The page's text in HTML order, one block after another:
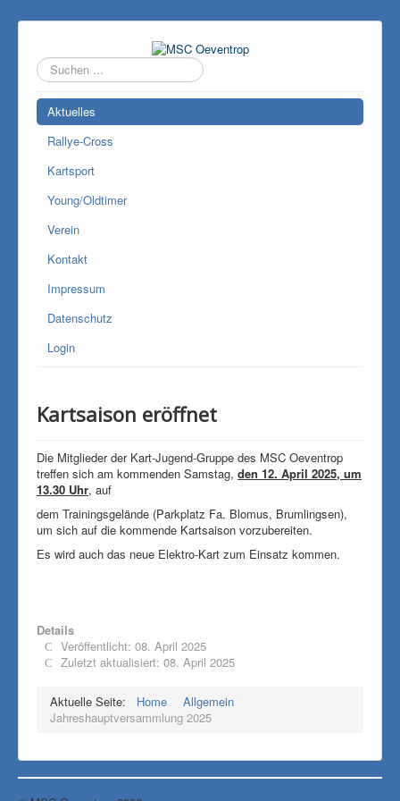
Suchen
...
Aktuelles
Rallye-Cross
Kartsport
Young/Oldtimer
Verein
Kontakt
Impressum
Datenschutz
Login
Kartsaison eröffnet
Die Mitglieder der Kart-Jugend-Gruppe des MSC Oeventrop
treffen sich am kommenden Samstag, den 12. April 2025, um
13.30 Uhr, auf
dem Trainingsgelände (Parkplatz Fa. Blomus, Brumlingsen),
um sich auf die kommende Kartsaison vorzubereiten.
Es wird auch das neue Elektro-Kart zum Einsatz kommen.
Details
Veröffentlicht: 08. April 2025
Zuletzt aktualisiert: 08. April 2025
Aktuelle Seite: Home
Allgemein
Jahreshauptversammlung 2025